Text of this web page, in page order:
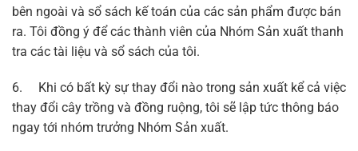
bên ngoài và sổ sách kế toán của các sản phẩm được bán
ra. Tôi đồng ý để các thành viên của Nhóm Sản xuất thanh
tra các tài liệu và sổ sách của tôi.
6. Khi có bất kỳ sự thay đổi nào trong sản xuất kể cả việc
thay đổi cây trồng và đồng ruộng, tôi sẽ lập tức thông báo
ngay tới nhóm trưởng Nhóm Sản xuất.